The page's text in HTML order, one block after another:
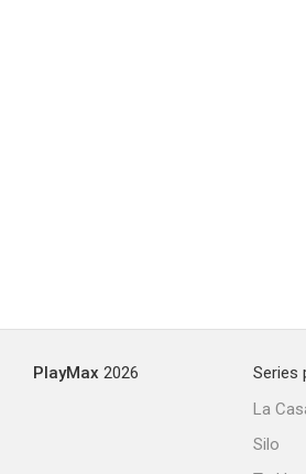
PlayMax 2026
Series
La
Silo